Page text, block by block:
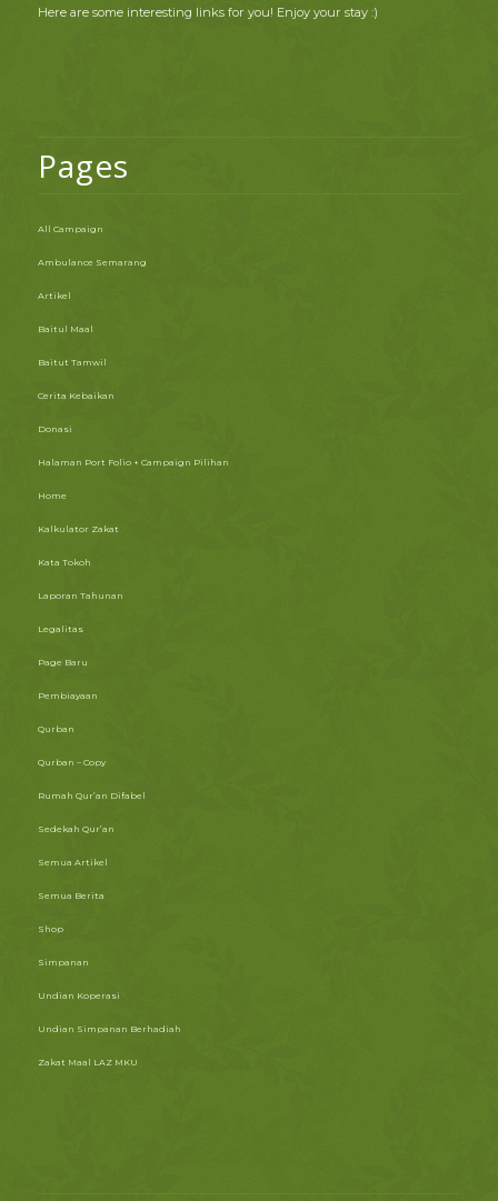
Here are some interesting links for you! Enjoy your stay :)
Pages
All Campaign
Ambulance Semarang
Artikel
Baitul Maal
Baitut Tamwil
Cerita Kebaikan
Donasi
Halaman Port Folio + Campaign Pilihan
Home
Kalkulator Zakat
Kata Tokoh
Laporan Tahunan
Legalitas
Page Baru
Pembiayaan
Qurban
Qurban – Copy
Rumah Qur’an Difabel
Sedekah Qur’an
Semua Artikel
Semua Berita
Shop
Simpanan
Undian Koperasi
Undian Simpanan Berhadiah
Zakat Maal LAZ MKU